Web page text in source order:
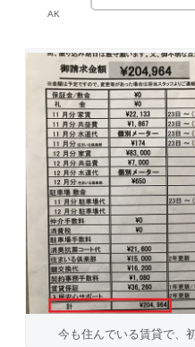
AK
今も住んでいる賃貸で、